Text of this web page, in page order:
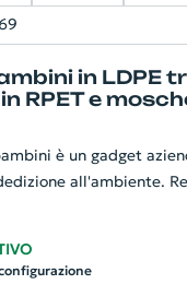
in LDPE
RPET e
è un gadget
all'ambiente.
ed etichetta RPET